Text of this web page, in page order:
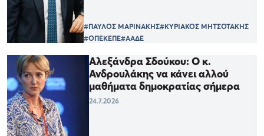
#ΠΑΥΛΟΣ ΜΑΡΙΝΑΚΗΣ#ΚΥΡΙΑΚΟΣ ΜΗΤΣΟΤΑΚΗΣ
#ΟΠΕΚΕΠΕ#ΑΑΔΕ
Αλεξάνδρα Σδούκου: Ο κ.
Ανδρουλάκης να κάνει αλλού
μαθήματα δημοκρατίας σήμερα
24.7.2026